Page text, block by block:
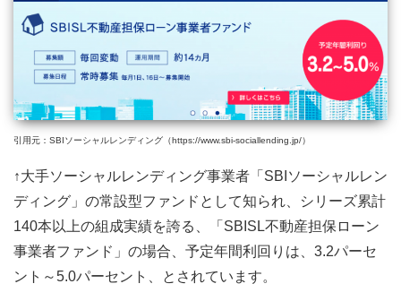
引用元：SBIソーシャルレンディング（https://www.sbi-sociallending.jp/）
↑大手ソーシャルレンディング事業者「SBIソーシャルレン
ディング」の常設型ファンドとして知られ、シリーズ累計
140本以上の組成実績を誇る、「SBISL不動産担保ローン
事業者ファンド」の場合、予定年間利回りは、3.2パーセ
ント～5.0パーセント、とされています。